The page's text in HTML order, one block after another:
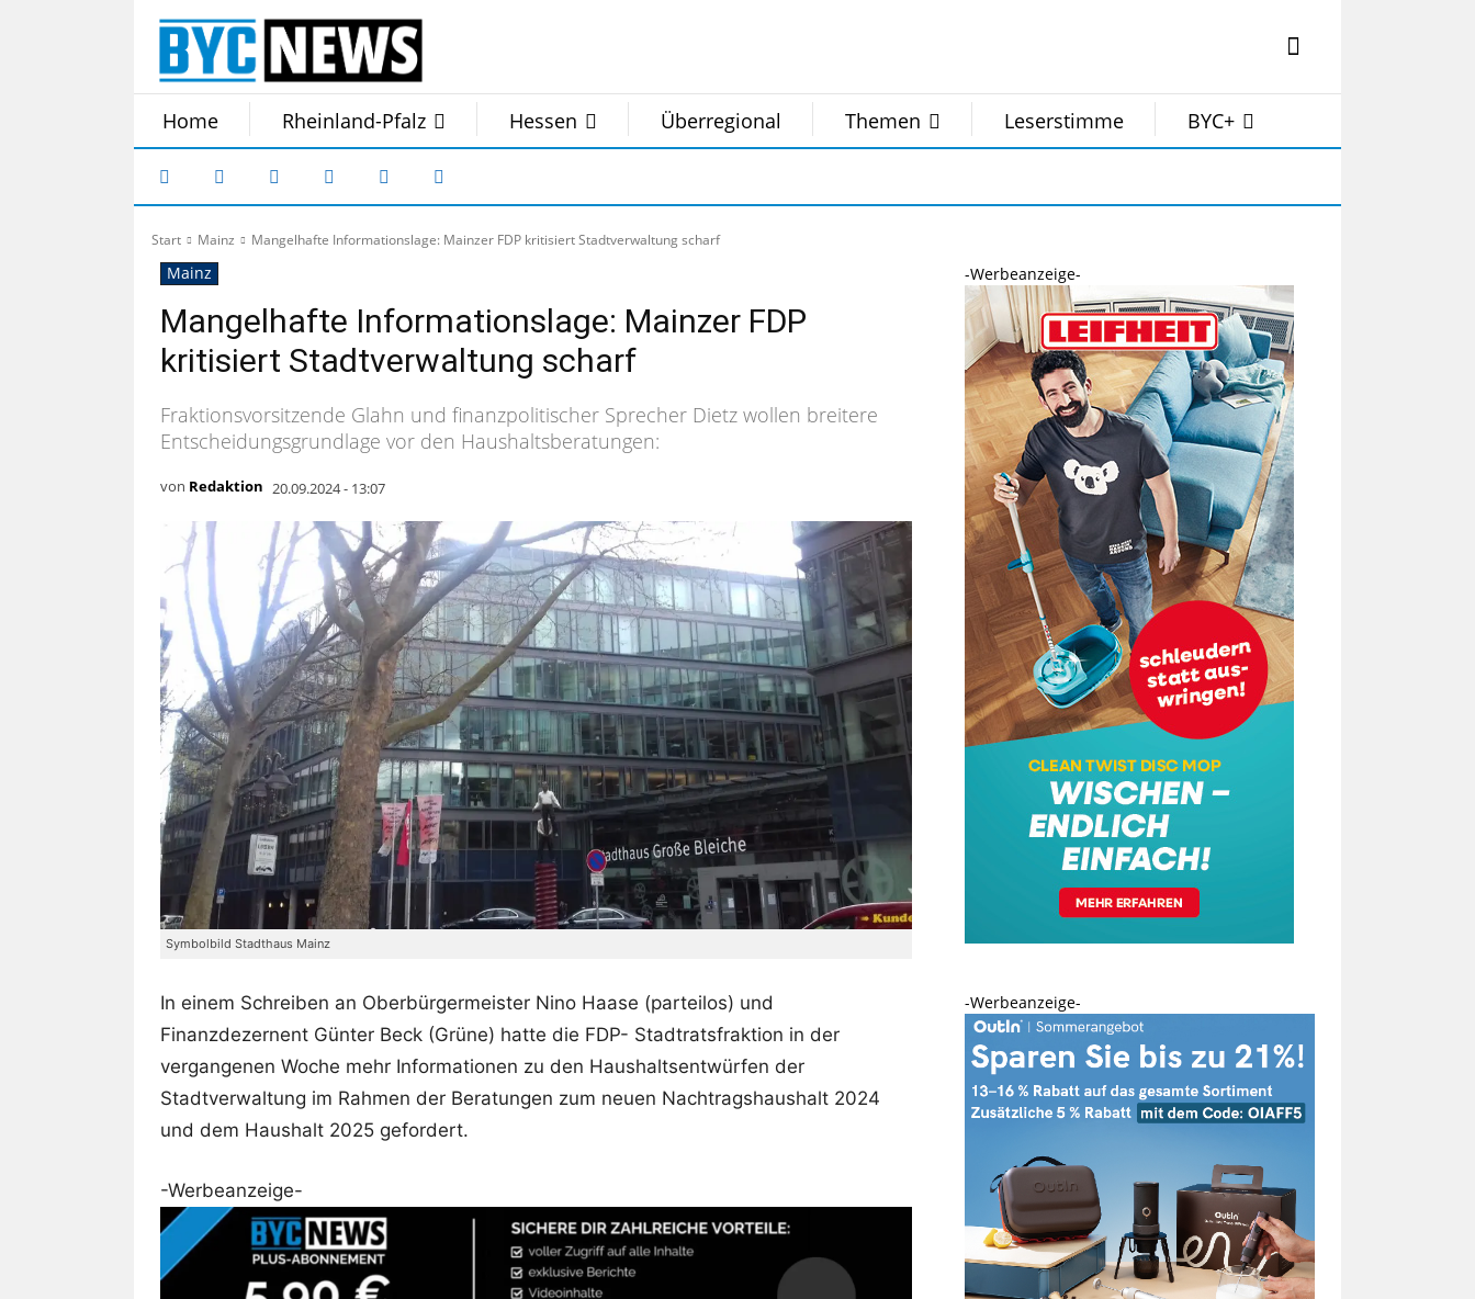
Home Rheinland-Pfalz Hessen Überregional Themen Leserstimme BYC+
Start Mainz Mangelhafte Informationslage: Mainzer FDP kritisiert Stadtverwaltung scharf
Mainz
Mangelhafte Informationslage: Mainzer FDP
kritisiert Stadtverwaltung scharf
Fraktionsvorsitzende Glahn und finanzpolitischer Sprecher Dietz wollen breitere
Entscheidungsgrundlage vor den Haushaltsberatungen:
von Redaktion 20.09.2024 - 13:07
Symbolbild Stadthaus Mainz
In einem Schreiben an Oberbürgermeister Nino Haase (parteilos) und
Finanzdezernent Günter Beck (Grüne) hatte die FDP- Stadtratsfraktion in der
vergangenen Woche mehr Informationen zu den Haushaltsentwürfen der
Stadtverwaltung im Rahmen der Beratungen zum neuen Nachtragshaushalt 2024
und dem Haushalt 2025 gefordert.
-Werbeanzeige-
-Werbeanzeige-
-Werbeanzeige-